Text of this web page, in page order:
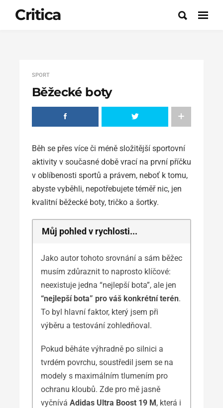
Critica
SPORT
Běžecké boty
Běh se přes více či méně složitější sportovní
aktivity v současné době vrací na první příčku
v oblíbenosti sportů a právem, neboť k tomu,
abyste vyběhli, nepotřebujete téměř nic, jen
kvalitní běžecké boty, tričko a šortky.
Můj pohled v rychlosti...
Jako autor tohoto srovnání a sám běžec
musím zdůraznit to naprosto klíčové:
neexistuje jedna “nejlepší bota”, ale jen
“nejlepší bota” pro váš konkrétní terén.
To byl hlavní faktor, který jsem při
výběru a testování zohledňoval.
Pokud běháte výhradně po silnici a
tvrdém povrchu, soustředil jsem se na
modely s maximálním tlumením pro
ochranu kloubů. Zde pro mě jasně
vyčnívá Adidas Ultra Boost 19 M, která i